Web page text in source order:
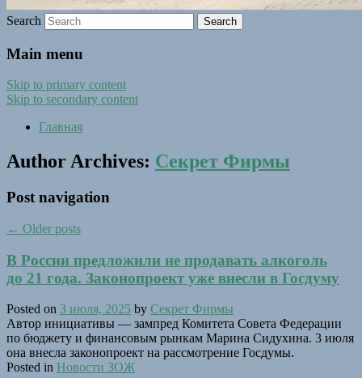
Search
Main menu
Skip to primary content
Skip to secondary content
Главная
Author Archives: Секрет Фирмы
Post navigation
← Older posts
В России предложили не продавать алкоголь
до 21 года. Законопроект уже внесли в Госдуму
Posted on 3 июля, 2025 by Секрет Фирмы
Автор инициативы — зампред Комитета Совета Федерации
по бюджету и финансовым рынкам Марина Сидухина. 3 июля
она внесла законопроект на рассмотрение Госдумы.
Posted in Новости ЗОЖ